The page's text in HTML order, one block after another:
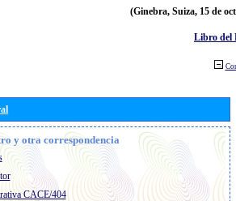
(Ginebra, Suiza, 15 de
Libro del
y otra correspondencia
CACE/404